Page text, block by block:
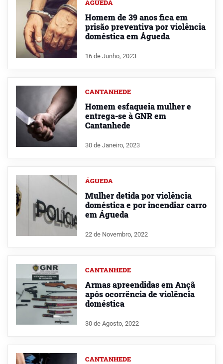
ÁGUEDA
Homem de 39 anos fica em
prisão preventiva por violência
doméstica em Águeda
16 de Junho, 2023
CANTANHEDE
Homem esfaqueia mulher e
entrega-se à GNR em
Cantanhede
30 de Janeiro, 2023
ÁGUEDA
Mulher detida por violência
doméstica e por incendiar carro
em Águeda
22 de Novembro, 2022
CANTANHEDE
Armas apreendidas em Ançã
após ocorrência de violência
doméstica
30 de Agosto, 2022
CANTANHEDE